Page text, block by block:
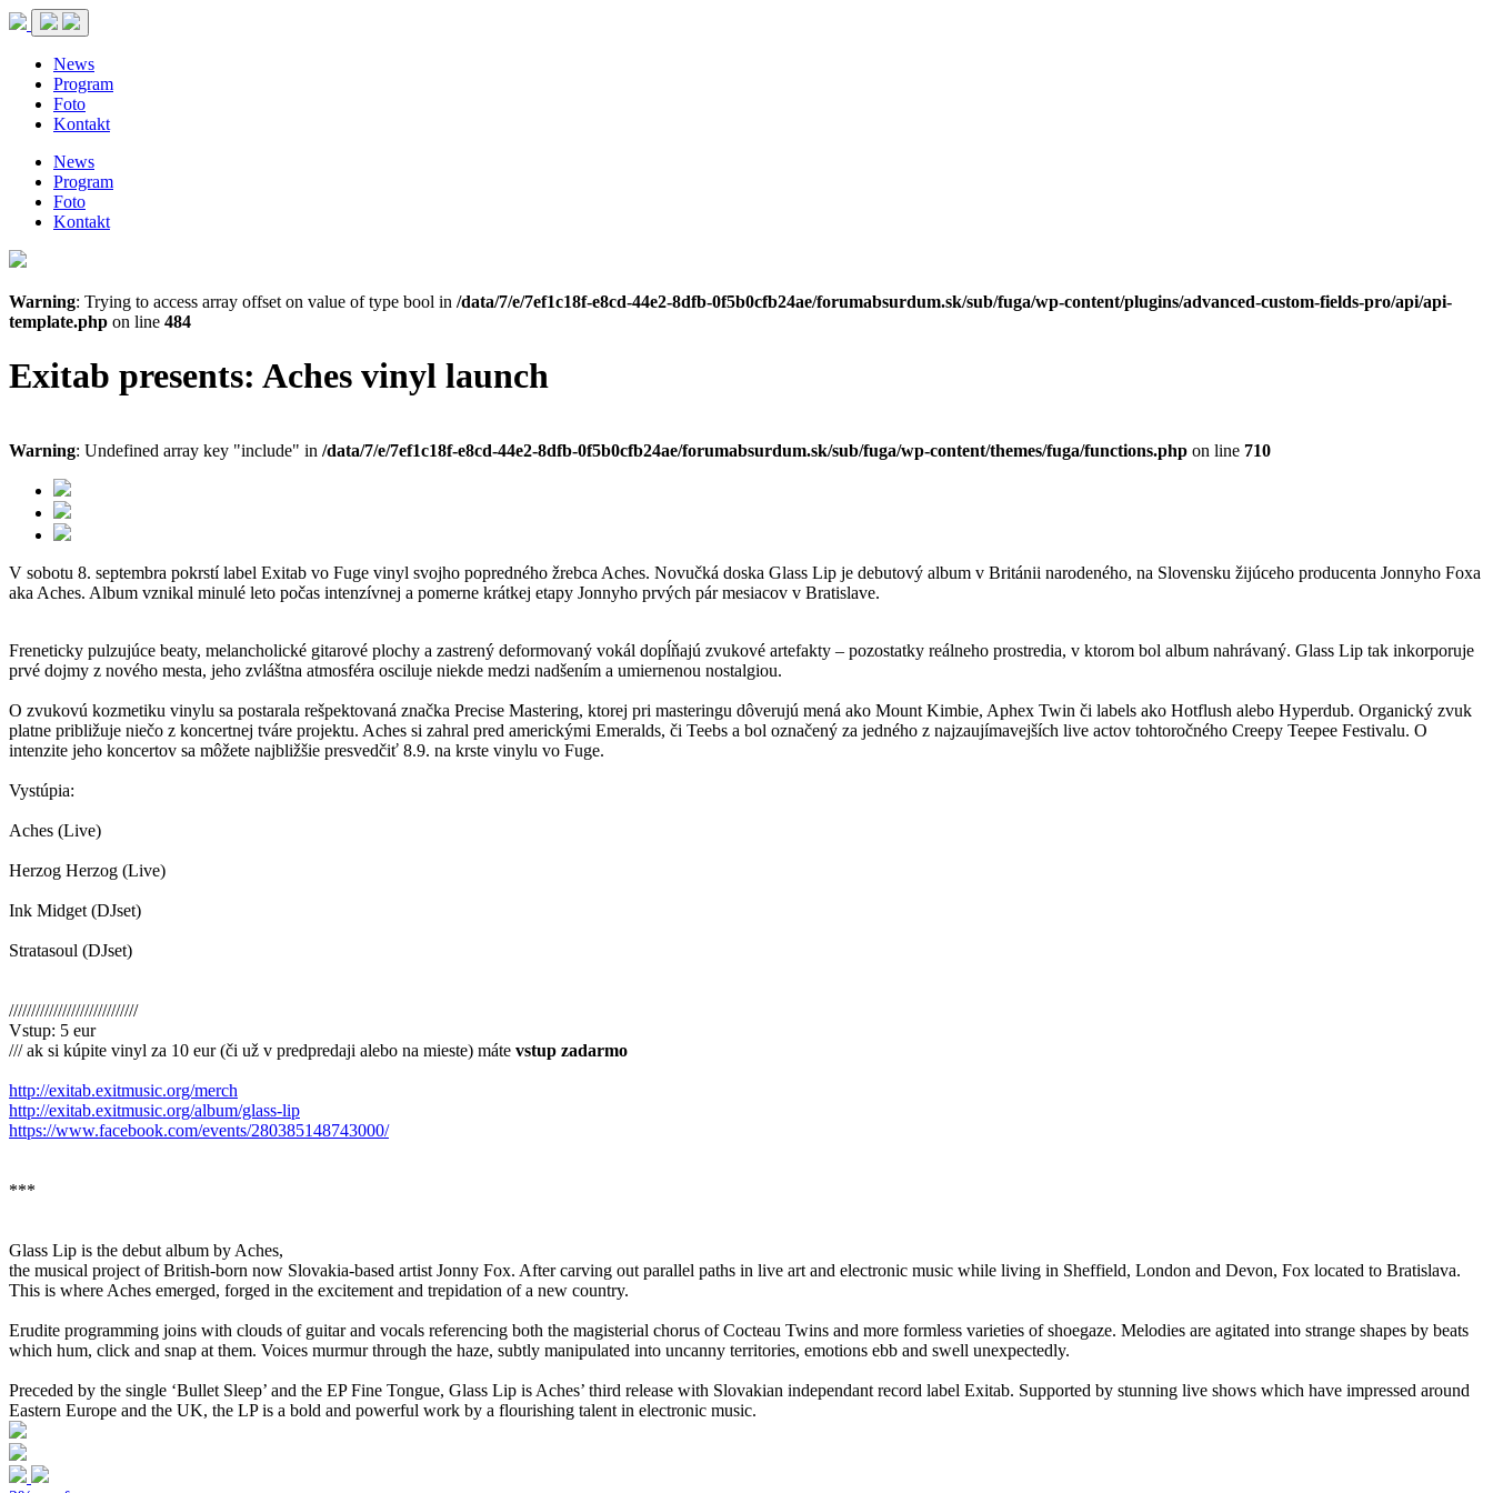
News
Program
Foto
Kontakt
News
Program
Foto
Kontakt
Warning: Trying to access array offset on value of type bool in /data/7/e/7ef1c18f-e8cd-44e2-8dfb-0f5b0cfb24ae/forumabsurdum.sk/sub/fuga/wp-content/plugins/advanced-custom-fields-pro/api/api-
template.php on line 484
Exitab presents: Aches vinyl launch
Warning: Undefined array key "include" in /data/7/e/7ef1c18f-e8cd-44e2-8dfb-0f5b0cfb24ae/forumabsurdum.sk/sub/fuga/wp-content/themes/fuga/functions.php on line 710
V sobotu 8. septembra pokrstí label Exitab vo Fuge vinyl svojho popredného žrebca Aches. Novučká doska Glass Lip je debutový album v Británii narodeného, na Slovensku žijúceho producenta Jonnyho Foxa
aka Aches. Album vznikal minulé leto počas intenzívnej a pomerne krátkej etapy Jonnyho prvých pár mesiacov v Bratislave.
Freneticky pulzujúce beaty, melancholické gitarové plochy a zastrený deformovaný vokál dopĺňajú zvukové artefakty – pozostatky reálneho prostredia, v ktorom bol album nahrávaný. Glass Lip tak inkorporuje
prvé dojmy z nového mesta, jeho zvláštna atmosféra osciluje niekde medzi nadšením a umiernenou nostalgiou.
O zvukovú kozmetiku vinylu sa postarala rešpektovaná značka Precise Mastering, ktorej pri masteringu dôverujú mená ako Mount Kimbie, Aphex Twin či labels ako Hotflush alebo Hyperdub. Organický zvuk
platne približuje niečo z koncertnej tváre projektu. Aches si zahral pred americkými Emeralds, či Teebs a bol označený za jedného z najzaujímavejších live actov tohtoročného Creepy Teepee Festivalu. O
intenzite jeho koncertov sa môžete najbližšie presvedčiť 8.9. na krste vinylu vo Fuge.
Vystúpia:
Aches (Live)
Herzog Herzog (Live)
Ink Midget (DJset)
Stratasoul (DJset)
/////////////////////////////
Vstup: 5 eur
/// ak si kúpite vinyl za 10 eur (či už v predpredaji alebo na mieste) máte vstup zadarmo
http://exitab.exitmusic.org/merch
http://exitab.exitmusic.org/album/glass-lip
https://www.facebook.com/events/280385148743000/
***
Glass Lip is the debut album by Aches,
the musical project of British-born now Slovakia-based artist Jonny Fox. After carving out parallel paths in live art and electronic music while living in Sheffield, London and Devon, Fox located to Bratislava.
This is where Aches emerged, forged in the excitement and trepidation of a new country.
Erudite programming joins with clouds of guitar and vocals referencing both the magisterial chorus of Cocteau Twins and more formless varieties of shoegaze. Melodies are agitated into strange shapes by beats
which hum, click and snap at them. Voices murmur through the haze, subtly manipulated into uncanny territories, emotions ebb and swell unexpectedly.
Preceded by the single ‘Bullet Sleep’ and the EP Fine Tongue, Glass Lip is Aches’ third release with Slovakian independant record label Exitab. Supported by stunning live shows which have impressed around
Eastern Europe and the UK, the LP is a bold and powerful work by a flourishing talent in electronic music.